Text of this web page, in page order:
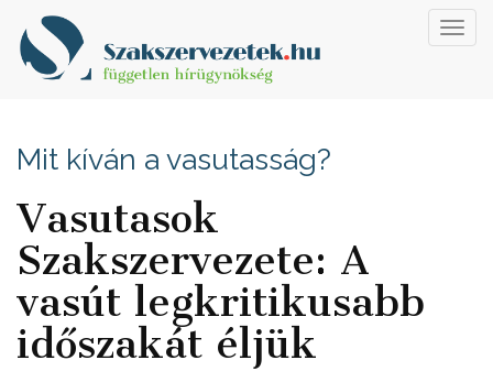
Mit kíván a vasutasság?
Vasutasok
Szakszervezete: A
vasút legkritikusabb
időszakát éljük